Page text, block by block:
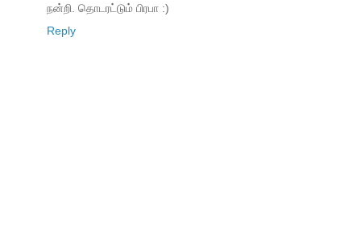
நன்றி. தொடரட்டும் பிரபா :)
Reply